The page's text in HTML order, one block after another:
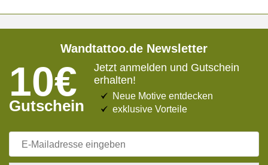
Wandtattoo.de Newsletter
10€
Gutschein
Jetzt anmelden und Gutschein
erhalten!
Neue Motive entdecken
exklusive Vorteile